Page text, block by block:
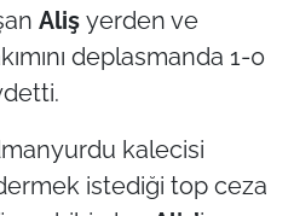
Aliş yerden ve
deplasmanda 1-0
kalecisi
istediği top ceza